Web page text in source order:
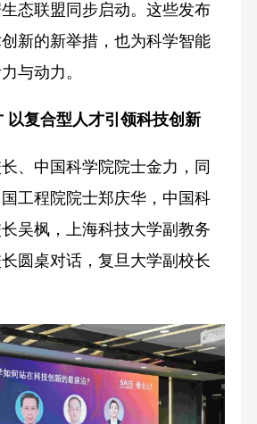
态联盟同步启动。这些发布
新的新举措，也为科学智能
与动力。
以复合型人才引领科技创新
中国科学院院士金力，同
工程院院士郑庆华，中国科
吴枫，上海科技大学副教务
圆桌对话，复旦大学副校长